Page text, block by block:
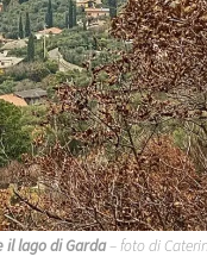
il lago di Garda– foto di